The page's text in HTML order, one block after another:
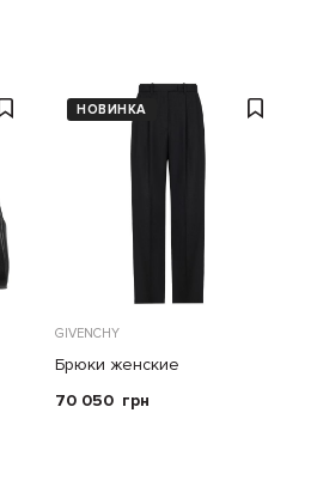
НОВИНКА
GIVENCHY
Брюки женские
70 050 грн